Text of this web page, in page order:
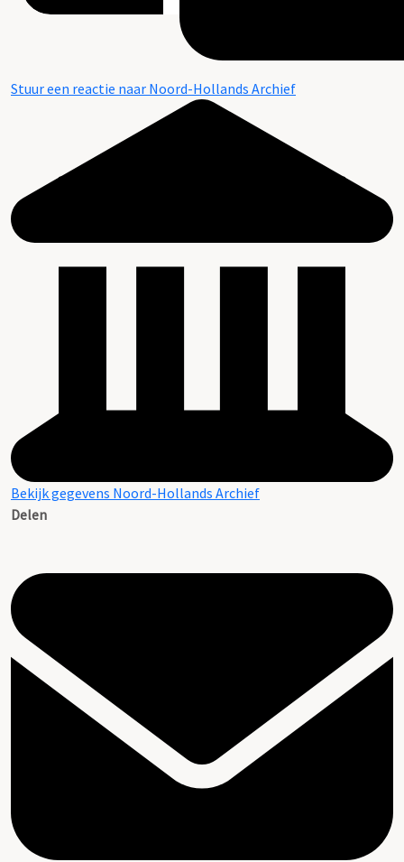
Stuur een reactie naar Noord-Hollands Archief
Bekijk gegevens Noord-Hollands Archief
Delen